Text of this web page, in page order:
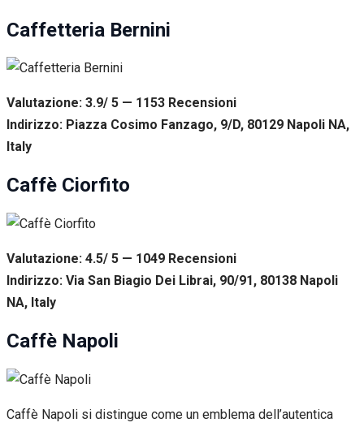
Caffetteria Bernini
Valutazione: 3.9/ 5 — 1153 Recensioni
Indirizzo: Piazza Cosimo Fanzago, 9/D, 80129 Napoli NA,
Italy
Caffè Ciorfito
Valutazione: 4.5/ 5 — 1049 Recensioni
Indirizzo: Via San Biagio Dei Librai, 90/91, 80138 Napoli
NA, Italy
Caffè Napoli
Caffè Napoli si distingue come un emblema dell’autentica